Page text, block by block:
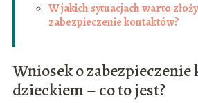
W jakich sytuacjach warto
zabezpieczenie kontaktów?
Wniosek o zabezpieczenie
dzieckiem – co to jest?